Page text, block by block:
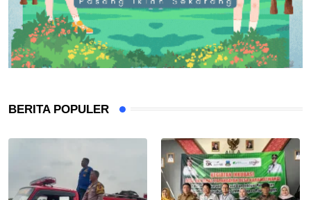
BERITA POPULER